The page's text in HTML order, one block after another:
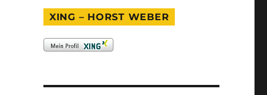
XING – HORST WEBER